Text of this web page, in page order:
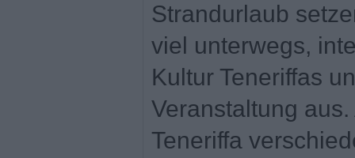
Strandurlaub
viel unterwegs,
Kultur Teneriffas
Veranstaltung
Teneriffa